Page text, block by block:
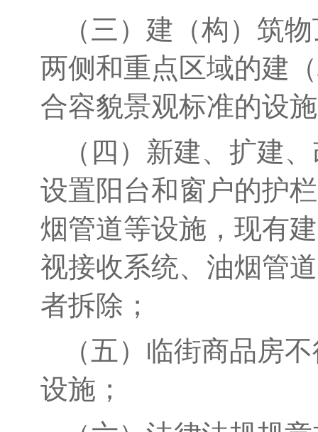
（三）建（构）筑
两侧和重点区域的建
合容貌景观标准的设
（四）新建、 扩建、
设置阳台和窗户的护
烟管道等设施，现有
视接收系统、油烟管
者拆除；
（五）临街商品房
设施；